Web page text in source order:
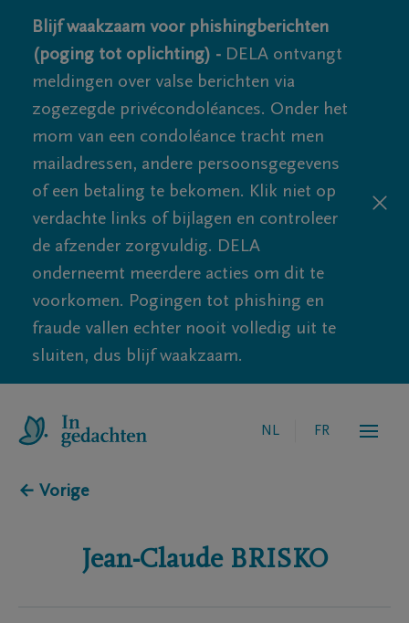
Blijf waakzaam voor phishingberichten
(poging tot oplichting) - DELA ontvangt
meldingen over valse berichten via
zogezegde privécondoléances. Onder het
mom van een condoléance tracht men
mailadressen, andere persoonsgegevens
of een betaling te bekomen. Klik niet op
verdachte links of bijlagen en controleer
de afzender zorgvuldig. DELA
onderneemt meerdere acties om dit te
voorkomen. Pogingen tot phishing en
fraude vallen echter nooit volledig uit te
sluiten, dus blijf waakzaam.
NL FR
← Vorige
Jean-Claude BRISKO